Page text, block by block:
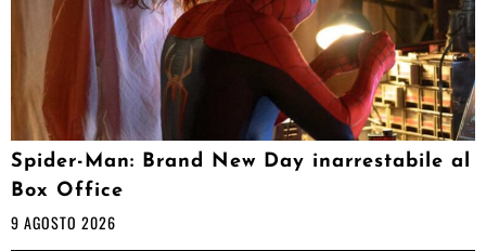
Spider-Man: Brand New Day inarrestabile al
Box Office
9 AGOSTO 2026